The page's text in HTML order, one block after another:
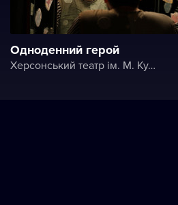
Одноденний герой
Херсонський театр ім. М. Куліша